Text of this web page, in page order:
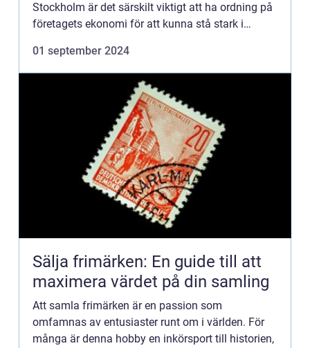
Stockholm är det särskilt viktigt att ha ordning på
företagets ekonomi för att kunna stå stark i
01 september 2024
Sälja frimärken: En guide till att
maximera värdet på din samling
Att samla frimärken är en passion som
omfamnas av entusiaster runt om i världen. För
många är denna hobby en inkörsport till historien,